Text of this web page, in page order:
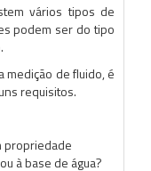
vários tipos de
podem ser do tipo
medição de fluido, é
requisitos.
propriedade
à base de água?